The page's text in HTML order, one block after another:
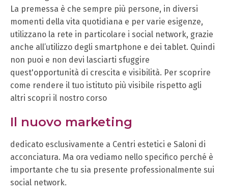
La premessa è che sempre più persone, in diversi
momenti della vita quotidiana e per varie esigenze,
utilizzano la rete in particolare i social network, grazie
anche all’utilizzo degli smartphone e dei tablet. Quindi
non puoi e non devi lasciarti sfuggire
quest'opportunità di crescita e visibilità. Per scoprire
come rendere il tuo istituto più visibile rispetto agli
altri scopri il nostro corso
Il nuovo marketing
dedicato esclusivamente a Centri estetici e Saloni di
acconciatura. Ma ora vediamo nello specifico perché è
importante che tu sia presente professionalmente sui
social network.